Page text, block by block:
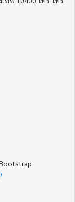
Bootstrap